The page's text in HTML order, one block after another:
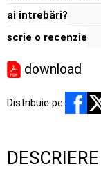
ai întrebări?
scrie o recenzie
download
Distribuie pe:
DESCRIERE